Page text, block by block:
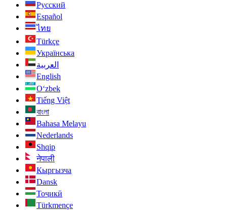
Русский
Español
ไทย
Türkçe
Українська
العربية
English
O‘zbek
Tiếng Việt
বাংলা
Bahasa Melayu
Nederlands
Shqip
नेपाली
Кыргызча
Dansk
Тоҷикӣ
Türkmençe